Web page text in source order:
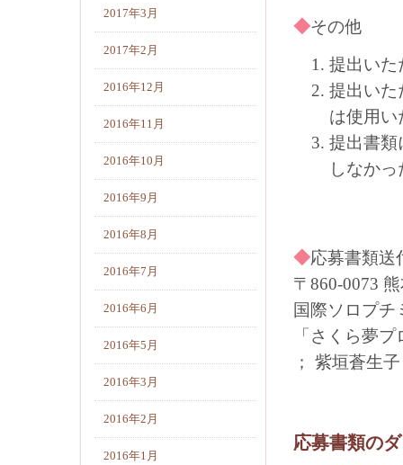
◆その他
提出いた
提出いた
は使用い
提出書類
しなか
◆応募書類送
〒860-0073
国際ソロプ
「さくら夢
； 紫垣蒼生
応募書類の
2017年3月
2017年2月
2016年12月
2016年11月
2016年10月
2016年9月
2016年8月
2016年7月
2016年6月
2016年5月
2016年3月
2016年2月
2016年1月